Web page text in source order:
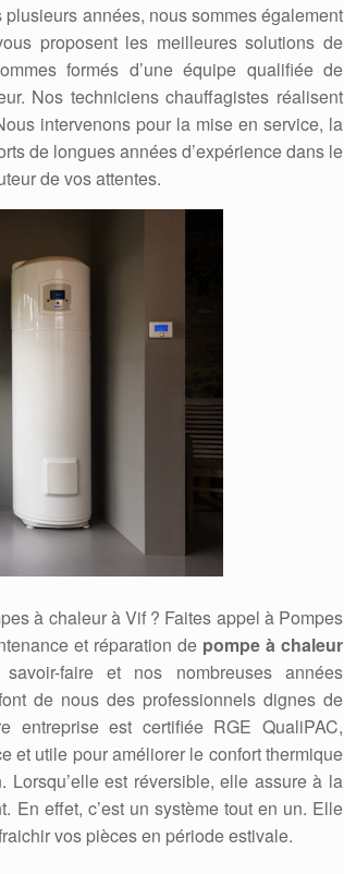
années, nous sommes également
proposent les meilleures solutions de
formés d’une équipe qualifiée de
Nos techniciens chauffagistes réalisent
intervenons pour la mise en service, la
de longues années d’expérience dans le
de vos attentes.
à chaleur à Vif ? Faites appel à Pompes
et réparation de pompe à chaleur
faire et nos nombreuses années
de nous des professionnels dignes de
entreprise est certifiée RGE QualiPAC,
et utile pour améliorer le confort thermique
Lorsqu’elle est réversible, elle assure à la
En effet, c’est un système tout en un. Elle
vos pièces en période estivale.